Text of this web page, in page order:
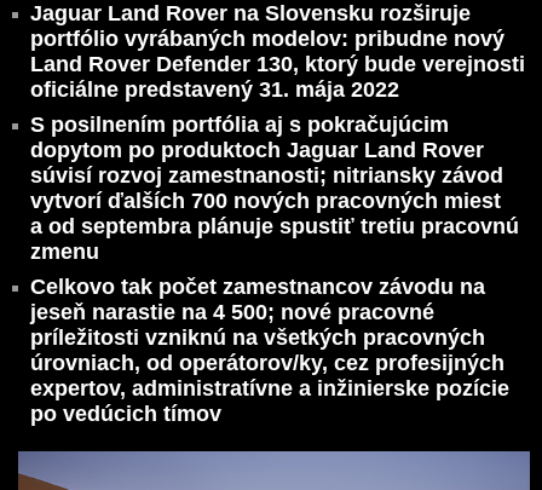
Jaguar Land Rover na Slovensku rozširuje
portfólio vyrábaných modelov: pribudne nový
Land Rover Defender 130, ktorý bude verejnosti
oficiálne predstavený 31. mája 2022
S posilnením portfólia aj s pokračujúcim
dopytom po produktoch Jaguar Land Rover
súvisí rozvoj zamestnanosti; nitriansky závod
vytvorí ďalších 700 nových pracovných miest
a od septembra plánuje spustiť tretiu pracovnú
zmenu
Celkovo tak počet zamestnancov závodu na
jeseň narastie na 4 500; nové pracovné
príležitosti vzniknú na všetkých pracovných
úrovniach, od operátorov/ky, cez profesijných
expertov, administratívne a inžinierske pozície
po vedúcich tímov